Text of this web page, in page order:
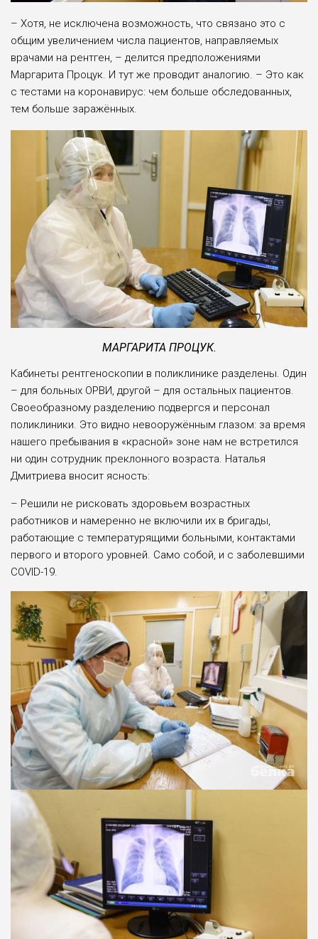
– Хотя, не исключена возможность, что связано это с
общим увеличением числа пациентов, направляемых
врачами на рентген, – делится предположениями
Маргарита Процук. И тут же проводит аналогию. – Это как
с тестами на коронавирус: чем больше обследованных,
тем больше заражённых.
МАРГАРИТА ПРОЦУК.
Кабинеты рентгеноскопии в поликлинике разделены. Один
– для больных ОРВИ, другой – для остальных пациентов.
Своеобразному разделению подвергся и персонал
поликлиники. Это видно невооружённым глазом: за время
нашего пребывания в «красной» зоне нам не встретился
ни один сотрудник преклонного возраста. Наталья
Дмитриева вносит ясность:
– Решили не рисковать здоровьем возрастных
работников и намеренно не включили их в бригады,
работающие с температурящими больными, контактами
первого и второго уровней. Само собой, и с заболевшими
COVID-19.